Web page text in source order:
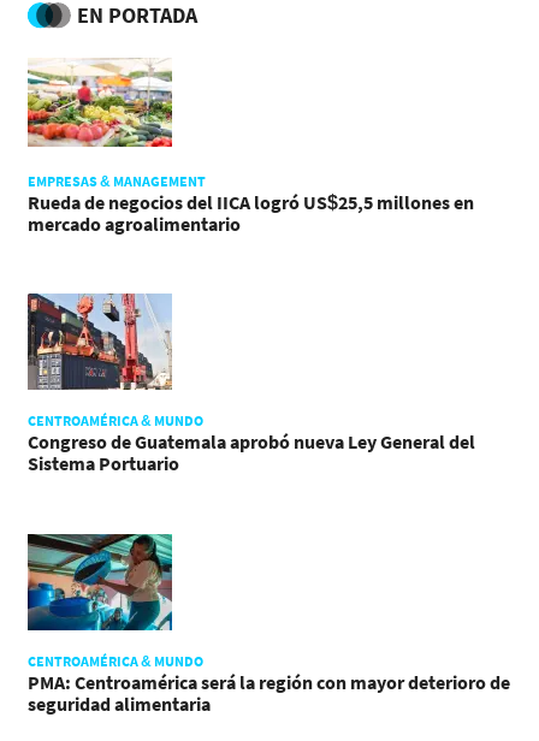
EN PORTADA
EMPRESAS & MANAGEMENT
Rueda de negocios del IICA logró US$25,5 millones en
mercado agroalimentario
CENTROAMÉRICA & MUNDO
Congreso de Guatemala aprobó nueva Ley General del
Sistema Portuario
CENTROAMÉRICA & MUNDO
PMA: Centroamérica será la región con mayor deterioro de
seguridad alimentaria